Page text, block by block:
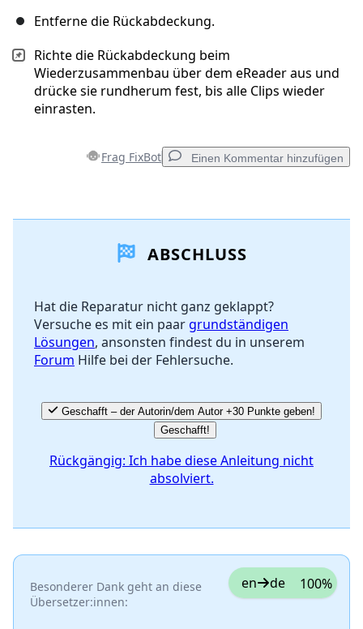
Entferne die Rückabdeckung.
Richte die Rückabdeckung beim
Wiederzusammenbau über dem eReader aus und
drücke sie rundherum fest, bis alle Clips wieder
einrasten.
Frag FixBot Einen Kommentar hinzufügen
Kommentar hinzufügen
Abbrechen Kommentieren
ABSCHLUSS
Hat die Reparatur nicht ganz geklappt?
Versuche es mit ein paar grundständigen
Lösungen, ansonsten findest du in unserem
Forum Hilfe bei der Fehlersuche.
Geschafft – der Autorin/dem Autor +30 Punkte geben!
Geschafft!
Rückgängig: Ich habe diese Anleitung nicht
absolviert.
Besonderer Dank geht an diese
Übersetzer:innen:
en de 100%